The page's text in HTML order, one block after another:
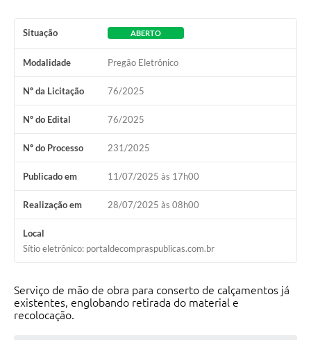
Situação ABERTO
Modalidade Pregão Eletrônico
Nº da Licitação 76/2025
Nº do Edital 76/2025
Nº do Processo 231/2025
Publicado em 11/07/2025 às 17h00
Realização em 28/07/2025 às 08h00
Local
Sítio eletrônico: portaldecompraspublicas.com.br
Serviço de mão de obra para conserto de calçamentos já
existentes, englobando retirada do material e
recolocação.